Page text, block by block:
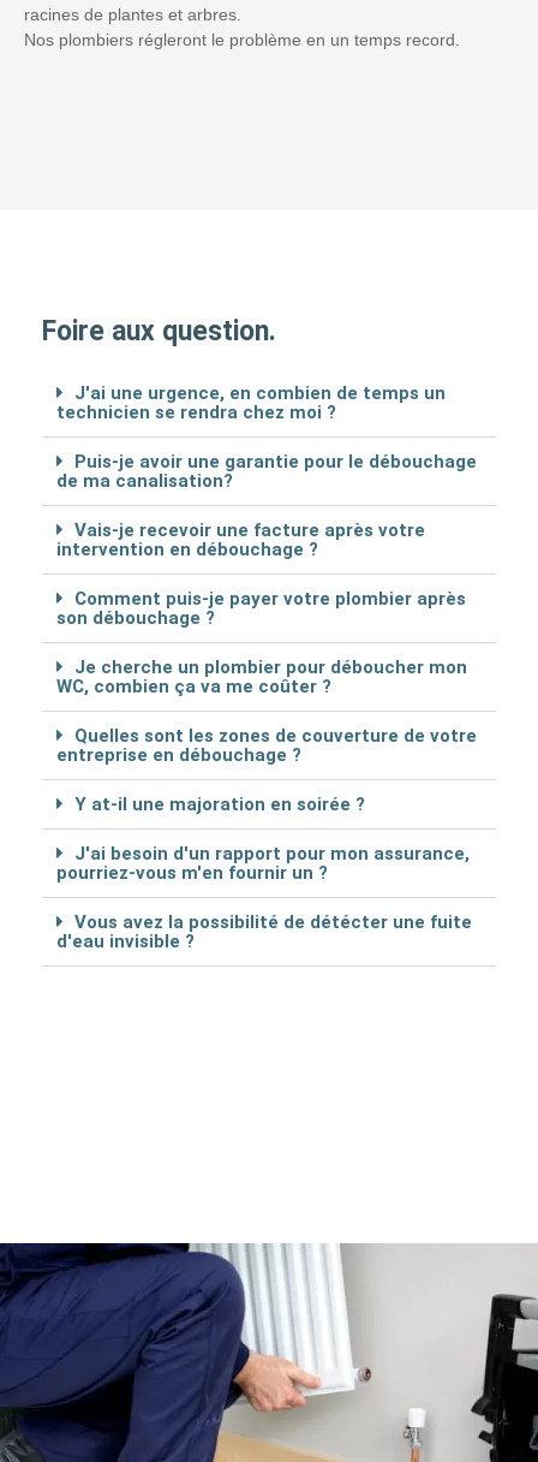
racines de plantes et arbres.
Nos plombiers régleront le problème en un temps record.
Foire aux question.
J'ai une urgence, en combien de temps un
technicien se rendra chez moi ?
Puis-je avoir une garantie pour le débouchage
de ma canalisation?
Vais-je recevoir une facture après votre
intervention en débouchage ?
Comment puis-je payer votre plombier après
son débouchage ?
Je cherche un plombier pour déboucher mon
WC, combien ça va me coûter ?
Quelles sont les zones de couverture de votre
entreprise en débouchage ?
Y at-il une majoration en soirée ?
J'ai besoin d'un rapport pour mon assurance,
pourriez-vous m'en fournir un ?
Vous avez la possibilité de détécter une fuite
d'eau invisible ?